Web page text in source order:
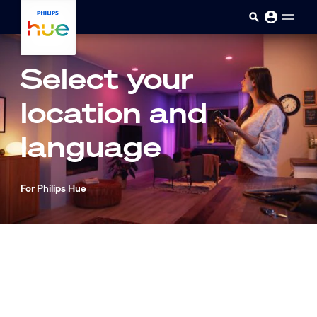
Select your
location and
language
For Philips Hue